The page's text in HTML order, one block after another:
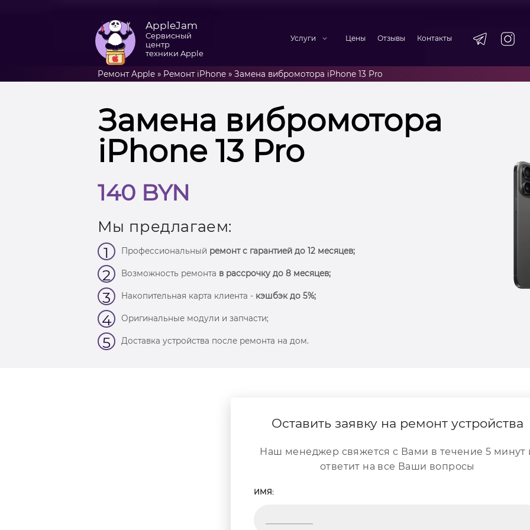
AppleJam
Сервисный
центр
техники Apple
Услуги Цены Отзывы Контакты
Ремонт Apple» Ремонт iPhone» Замена вибромотора iPhone 13 Pro
Замена вибромотора
iPhone 13 Pro
140 BYN
Мы предлагаем:
1 Профессиональный ремонт с гарантией до 12 месяцев;
2 Возможность ремонта в рассрочку до 8 месяцев;
3 Накопительная карта клиента - кэшбэк до 5%;
4 Оригинальные модули и запчасти;
5 Доставка устройства после ремонта на дом.
Оставить заявку на ремонт устройства
Наш менеджер свяжется с Вами в течение 5 минут
ответит на все Ваши вопросы
ИМЯ: